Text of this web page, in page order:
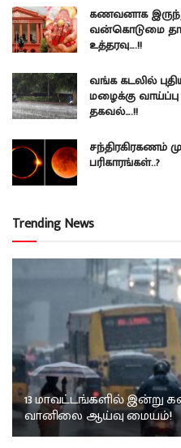
கணவனாக
வன்கொடுமை
உத்தரவு….!!
வங்க கடலில்
மழைக்கு
தகவல்….!!
சந்திரகிரகணம்
பரிகாரங்கள்..?
Trending News
13 மாவட்டங்களில்
வானிலை ஆய்வு மையம்!